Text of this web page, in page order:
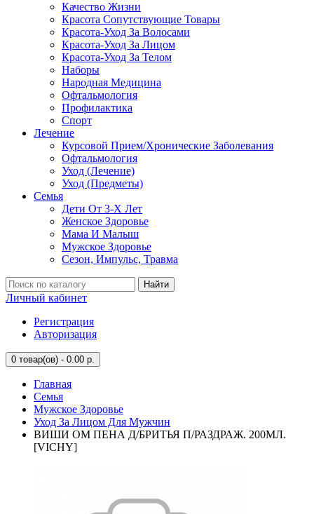
Качество Жизни
Красота Сопутствующие Товары
Красота-Уход За Волосами
Красота-Уход За Лицом
Красота-Уход За Телом
Наборы
Народная Медицина
Офтальмология
Профилактика
Спорт
Лечение
Курсовой Прием/Хронические Заболевания
Офтальмология
Уход (Лечение)
Уход (Предметы)
Семья
Дети От 3-Х Лет
Женское Здоровье
Мама И Малыш
Мужское Здоровье
Сезон, Импульс, Травма
Найти
Личный кабинет
Регистрация
Авторизация
0 товар(ов) - 0.00 р.
Главная
Семья
Мужское Здоровье
Уход За Лицом Для Мужчин
ВИШИ ОМ ПЕНА Д/БРИТЬЯ П/РАЗДРАЖ. 200МЛ.
[VICHY]